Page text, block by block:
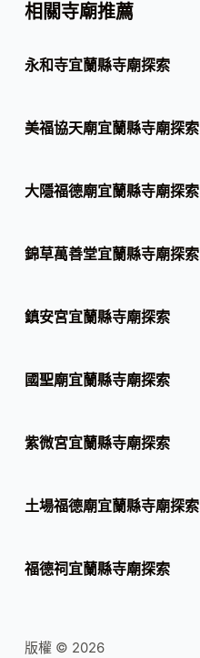
相關寺廟推薦
永和寺宜蘭縣寺廟探索
美福協天廟宜蘭縣寺廟探索
大隱福德廟宜蘭縣寺廟探索
錦草萬善堂宜蘭縣寺廟探索
鎮安宮宜蘭縣寺廟探索
國聖廟宜蘭縣寺廟探索
紫微宮宜蘭縣寺廟探索
土場福德廟宜蘭縣寺廟探索
福德祠宜蘭縣寺廟探索
版權 © 2026